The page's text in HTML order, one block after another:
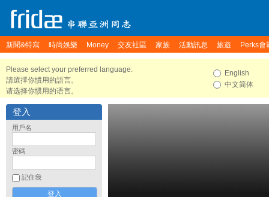
新聞&特寫 時尚娛樂 Money 交友社區 家族 活動訊息 旅遊 Perks會
Please select your preferred language.
請選擇你慣用的語言。
请选择你惯用的语言。
English
中文简体
登入
用戶名
密碼
記住我